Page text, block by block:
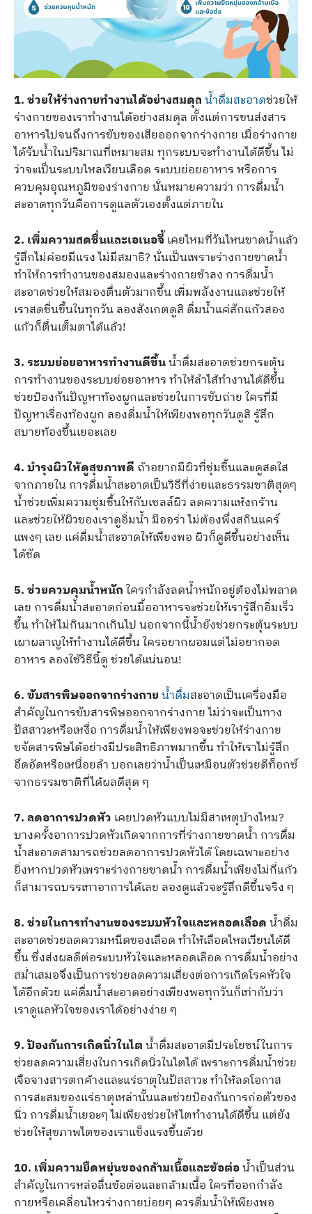
1. ช่วยให้ร่างกายทำงานได้อย่างสมดุลน้ำดื่มสะอาดช่วยให้
ร่างกายของเราทำงานได้อย่างสมดุล ตั้งแต่การขนส่งสาร
อาหารไปจนถึงการขับของเสียออกจากร่างกาย เมื่อร่างกาย
ได้รับน้ำในปริมาณที่เหมาะสม ทุกระบบจะทำงานได้ดีขึ้น ไม่
ว่าจะเป็นระบบไหลเวียนเลือด ระบบย่อยอาหาร หรือการ
ควบคุมอุณหภูมิของร่างกาย นั่นหมายความว่า การดื่มน้ำ
สะอาดทุกวันคือการดูแลตัวเองตั้งแต่ภายใน
2. เพิ่มความสดชื่นและเอเนอจี้ เคยไหมที่วันไหนขาดน้ำแล้ว
รู้สึกไม่ค่อยมีแรง ไม่มีสมาธิ? นั่นเป็นเพราะร่างกายขาดน้ำ
ทำให้การทำงานของสมองและร่างกายช้าลง การดื่มน้ำ
สะอาดช่วยให้สมองตื่นตัวมากขึ้น เพิ่มพลังงานและช่วยให้
เราสดชื่นขึ้นในทุกวัน ลองสังเกตดูสิ ดื่มน้ำแค่สักแก้วสอง
แก้วก็ตื่นเต็มตาได้แล้ว!
3. ระบบย่อยอาหารทำงานดีขึ้นน้ำดื่มสะอาดช่วยกระตุ้น
การทำงานของระบบย่อยอาหาร ทำให้ลำไส้ทำงานได้ดีขึ้น
ช่วยป้องกันปัญหาท้องผูกและช่วยในการขับถ่าย ใครที่มี
ปัญหาเรื่องท้องผูก ลองดื่มน้ำให้เพียงพอทุกวันดูสิ รู้สึก
สบายท้องขึ้นเยอะเลย
4. บำรุงผิวให้ดูสุขภาพดี ถ้าอยากมีผิวที่ชุ่มชื้นและดูสดใส
จากภายใน การดื่มน้ำสะอาดเป็นวิธีที่ง่ายและธรรมชาติสุดๆ
น้ำช่วยเพิ่มความชุ่มชื้นให้กับเซลล์ผิว ลดความแห้งกร้าน
และช่วยให้ผิวของเราดูอิ่มน้ำ มีออร่า ไม่ต้องพึ่งสกินแคร์
แพงๆ เลย แค่ดื่มน้ำสะอาดให้เพียงพอ ผิวก็ดูดีขึ้นอย่างเห็น
ได้ชัด
5. ช่วยควบคุมน้ำหนักใครกำลังลดน้ำหนักอยู่ต้องไม่พลาด
เลย การดื่มน้ำสะอาดก่อนมื้ออาหารจะช่วยให้เรารู้สึกอิ่มเร็ว
ขึ้น ทำให้ไม่กินมากเกินไป นอกจากนี้น้ำยังช่วยกระตุ้นระบบ
เผาผลาญให้ทำงานได้ดีขึ้น ใครอยากผอมแต่ไม่อยากอด
อาหาร ลองใช้วิธีนี้ดู ช่วยได้แน่นอน!
6. ขับสารพิษออกจากร่างกายน้ำดื่มสะอาดเป็นเครื่องมือ
สำคัญในการขับสารพิษออกจากร่างกาย ไม่ว่าจะเป็นทาง
ปัสสาวะหรือเหงื่อ การดื่มน้ำให้เพียงพอจะช่วยให้ร่างกาย
ขจัดสารพิษได้อย่างมีประสิทธิภาพมากขึ้น ทำให้เราไม่รู้สึก
อึดอัดหรือเหนื่อยล้า บอกเลยว่าน้ำเป็นเหมือนตัวช่วยดีท็อกซ์
จากธรรมชาติที่ได้ผลดีสุด ๆ
7. ลดอาการปวดหัว เคยปวดหัวแบบไม่มีสาเหตุบ้างไหม?
บางครั้งอาการปวดหัวเกิดจากการที่ร่างกายขาดน้ำ การดื่ม
น้ำสะอาดสามารถช่วยลดอาการปวดหัวได้ โดยเฉพาะอย่าง
ยิ่งหากปวดหัวเพราะร่างกายขาดน้ำ การดื่มน้ำเพียงไม่กี่แก้ว
ก็สามารถบรรเทาอาการได้เลย ลองดูแล้วจะรู้สึกดีขึ้นจริง ๆ
8. ช่วยในการทำงานของระบบหัวใจและหลอดเลือดน้ำดื่ม
สะอาดช่วยลดความหนืดของเลือด ทำให้เลือดไหลเวียนได้ดี
ขึ้น ซึ่งส่งผลดีต่อระบบหัวใจและหลอดเลือด การดื่มน้ำอย่าง
สม่ำเสมอจึงเป็นการช่วยลดความเสี่ยงต่อการเกิดโรคหัวใจ
ได้อีกด้วย แค่ดื่มน้ำสะอาดอย่างเพียงพอทุกวันก็เท่ากับว่า
เราดูแลหัวใจของเราได้อย่างง่าย ๆ
9. ป้องกันการเกิดนิ่วในไตน้ำดื่มสะอาดมีประโยชน์ในการ
ช่วยลดความเสี่ยงในการเกิดนิ่วในไตได้ เพราะการดื่มน้ำช่วย
เจือจางสารตกค้างและแร่ธาตุในปัสสาวะ ทำให้ลดโอกาส
การสะสมของแร่ธาตุเหล่านั้นและช่วยป้องกันการก่อตัวของ
นิ่ว การดื่มน้ำเยอะๆ ไม่เพียงช่วยให้ไตทำงานได้ดีขึ้น แต่ยัง
ช่วยให้สุขภาพไตของเราแข็งแรงขึ้นด้วย
10. เพิ่มความยืดหยุ่นของกล้ามเนื้อและข้อต่อน้ำเป็นส่วน
สำคัญในการหล่อลื่นข้อต่อและกล้ามเนื้อ ใครที่ออกกำลัง
กายหรือเคลื่อนไหวร่างกายบ่อยๆ ควรดื่มน้ำให้เพียงพอ